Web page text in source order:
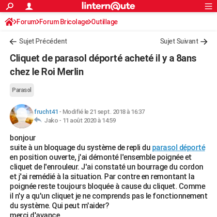
ACTUALITÉS
Politique
Société
Faits Divers
Education
Monde
Villes
+
Programme TV
Streaming
Cinéma
Sorties cinéma
Musique
FINANCE
Retraite
Impôts
Epargne
Immobilier
Risques naturels par ville
Banque
Assurance
Crédit
AUTO
Essais
Réserver un essai
Citadines
Berlines
SUV
Forum auto
HIGH-TECH
Mobiles
Meilleur smartphone
Internet
Ordinateurs
Jeux vidéo
Guide high-tech
BRICOLAGE
Forum
Aménagement intérieur
Extérieur
Cuisine
Salle de bains
Jardinage
Rangement
WEEK-END
Guides de France
Escapades
Patrimoine
Expositions
Musées
Week-end nature
+LIFESTYLE
Art de vivre
Bien-être
Loisirs
Mode
Modes de vie
SANTE
Alimentation
Guide de la santé
Maladies
Médicaments
Sommeil
VOYAGE
S'inscrire
Connexion
Forum Forum Bricolage Outillage
Sujet Précédent Sujet Suivant
Cliquet de parasol déporté acheté il y a 8ans
chez le Roi Merlin
Parasol
frucht41 - Modifié le 21 sept. 2018 à 16:37
Jako - 11 août 2020 à 14:59
bonjour
suite à un bloquage du système de repli du parasol déporté
en position ouverte, j'ai démonté l'ensemble poignée et
cliquet de l'enrouleur. J'ai constaté un bourrage du cordon
et j'ai remédié à la situation. Par contre en remontant la
poignée reste toujours bloquée à cause du cliquet. Comme
il n'y a qu'un cliquet je ne comprends pas le fonctionnement
du système. Qui peut m'aider?